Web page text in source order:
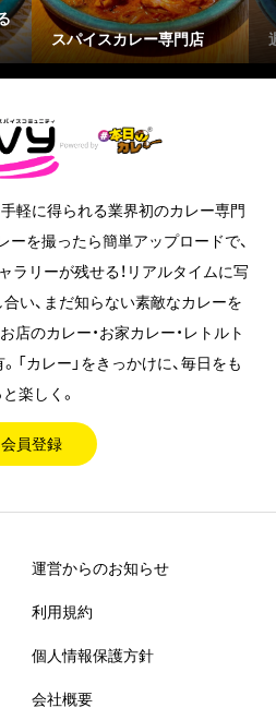
スパイスカレー専門店
軽に得られる業界初のカレー専門
ーを撮ったら簡単アップロードで、
ラリーが残せる！リアルタイムに写
い、まだ知らない素敵なカレーを
店のカレー・お家カレー・レトルト
「カレー」をきっかけに、毎日をも
と楽しく。
会員登録
運営からのお知らせ
利用規約
個人情報保護方針
会社概要